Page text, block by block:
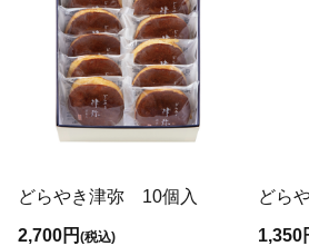
どらやき津弥 10個入
2,700円(税込)
どら
1,350